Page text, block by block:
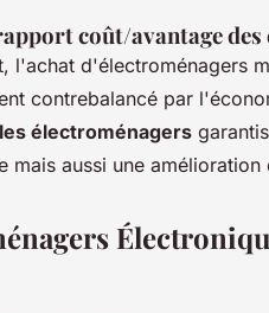
coût/avantage
l'achat d'électroménagers
contrebalancé par
électroménagers
mais aussi une